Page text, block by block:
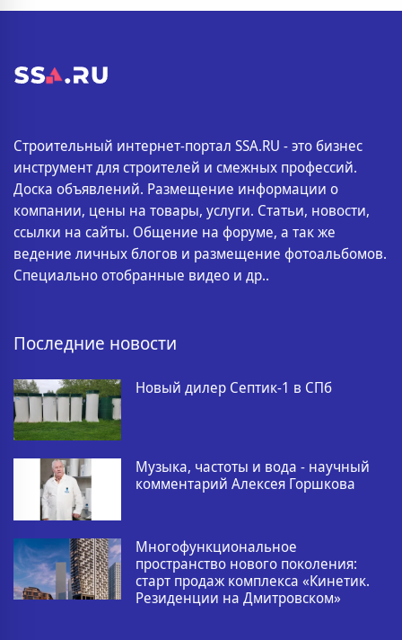
Строительный интернет-портал SSA.RU - это бизнес
инструмент для строителей и смежных профессий.
Доска объявлений. Размещение информации о
компании, цены на товары, услуги. Статьи, новости,
ссылки на сайты. Общение на форуме, а так же
ведение личных блогов и размещение фотоальбомов.
Специально отобранные видео и др..
Последние новости
Новый дилер Септик-1 в СПб
Музыка, частоты и вода - научный
комментарий Алексея Горшкова
Многофункциональное
пространство нового поколения:
старт продаж комплекса «Кинетик.
Резиденции на Дмитровском»